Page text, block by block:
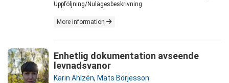
Uppföljning/Nulägesbeskrivning
More information
Enhetlig dokumentation avseende
levnadsvanor
Karin Ahlzén, Mats Börjesson